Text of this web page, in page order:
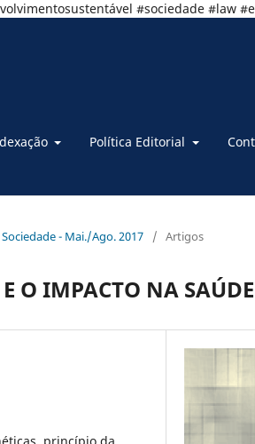
#sociedade #law
Política Editorial
- Mai./Ago. 2017 / Artigos
O IMPACTO NA